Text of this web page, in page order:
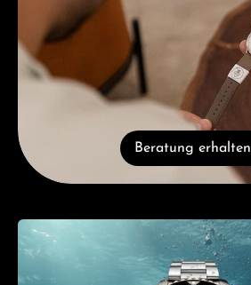
Beratung erhalten
Kategoriegalerie überspringen